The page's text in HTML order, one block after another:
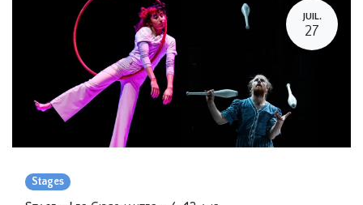
JUIL.
27
Stages